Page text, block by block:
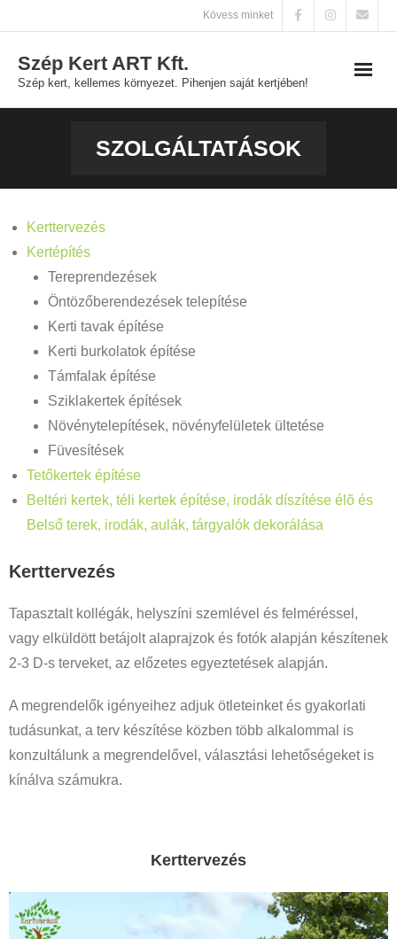
to
content
Kövess minket
Szép Kert ART Kft.
Szép kert, kellemes környezet. Pihenjen saját kertjében!
Kapcsolat
SZOLGÁLTATÁSOK
Kerttervezés
Kertépítés
Tereprendezések
Öntözőberendezések telepítése
Kerti tavak építése
Kerti burkolatok építése
Támfalak építése
Sziklakertek építések
Növénytelepítések, növényfelületek ültetése
Füvesítések
Tetőkertek építése
Beltéri kertek, téli kertek építése, irodák díszítése élõ és
Belső terek, irodák, aulák, tárgyalók dekorálása
Kerttervezés
Tapasztalt kollégák, helyszíni szemlével és felméréssel,
vagy elküldött betájolt alaprajzok és fotók alapján készítenek
2-3 D-s terveket, az előzetes egyeztetések alapján.
A megrendelők igényeihez adjuk ötleteinket és gyakorlati
tudásunkat, a terv készítése közben több alkalommal is
konzultálunk a megrendelővel, választási lehetőségeket is
kínálva számukra.
Kerttervezés